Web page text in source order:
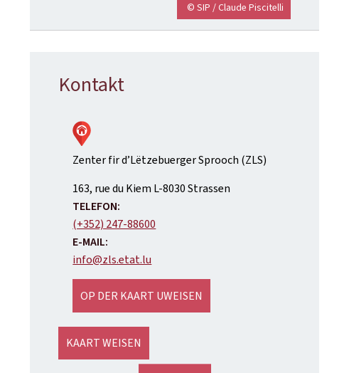
© SIP / Claude Piscitelli
Kontakt
Zenter fir d’Lëtzebuerger Sprooch (ZLS)
ADRESS:
163, rue du Kiem L-8030 Strassen
TELEFON:
(+352) 247-88600
E-MAIL:
info@zls.etat.lu
OP DER KAART UWEISEN
KAART WEISEN